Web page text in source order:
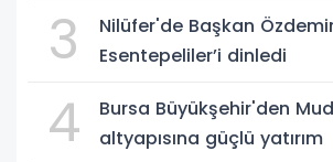
3
Nilüfer'de Başkan
Esentepeliler’i dinledi
4
Bursa Büyükşehir'den
altyapısına güçlü yatırım